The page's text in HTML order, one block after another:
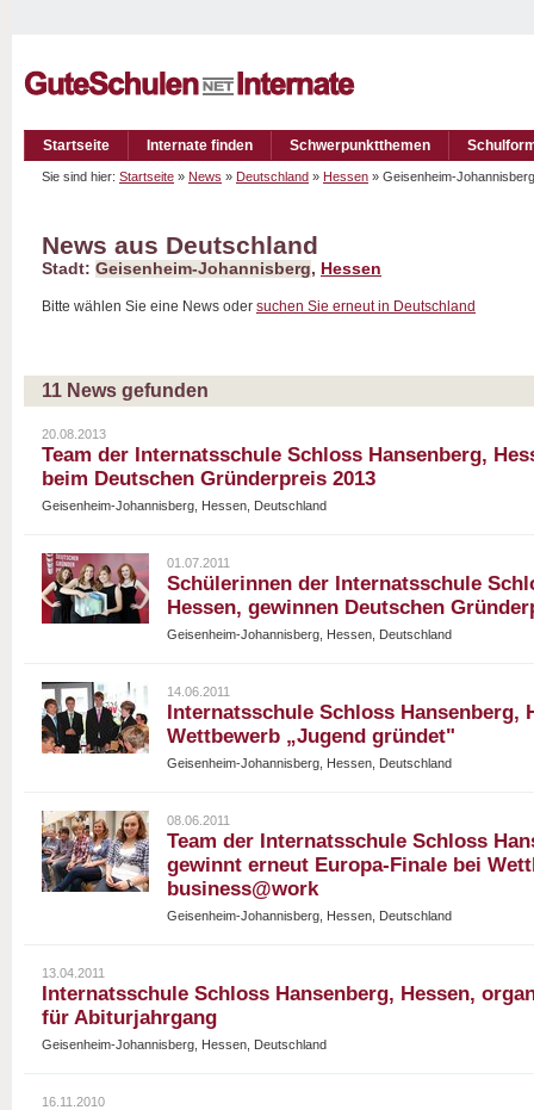
Startseite Internate finden Schwerpunktthemen
Sie sind hier: Startseite » News » Deutschland » Hessen » Geisenheim-
News aus Deutschland
Stadt: Geisenheim-Johannisberg, Hessen
Bitte wählen Sie eine News oder suchen Sie erneut in Deutschland
11 News gefunden
20.08.2013
Team der Internatsschule Schloss Hansenberg,
beim Deutschen Gründerpreis 2013
Geisenheim-Johannisberg, Hessen, Deutschland
01.07.2011
Schülerinnen der Internatsschule
Hessen, gewinnen Deutschen
Geisenheim-Johannisberg, Hessen, Deutschland
14.06.2011
Internatsschule Schloss Hansenberg,
Wettbewerb „Jugend gründet"
Geisenheim-Johannisberg, Hessen, Deutschland
08.06.2011
Team der Internatsschule Schloss
gewinnt erneut Europa-Finale bei
business@work
Geisenheim-Johannisberg, Hessen, Deutschland
13.04.2011
Internatsschule Schloss Hansenberg, Hessen,
für Abiturjahrgang
Geisenheim-Johannisberg, Hessen, Deutschland
16.11.2010